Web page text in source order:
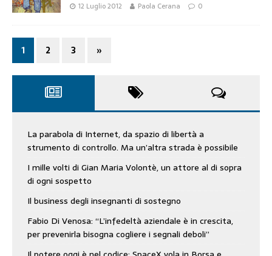
12 Luglio 2012 Paola Cerana 0
1 2 3 »
La parabola di Internet, da spazio di libertà a
strumento di controllo. Ma un’altra strada è possibile
I mille volti di Gian Maria Volontè, un attore al di sopra
di ogni sospetto
Il business degli insegnanti di sostegno
Fabio Di Venosa: “L’infedeltà aziendale è in crescita,
per prevenirla bisogna cogliere i segnali deboli”